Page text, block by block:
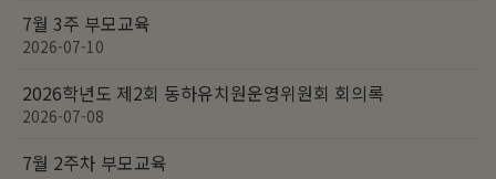
7월 3주 부모교육
2026-07-10
2026학년도 제2회 동하유치원운영위원회 회의록
2026-07-08
7월 2주차 부모교육